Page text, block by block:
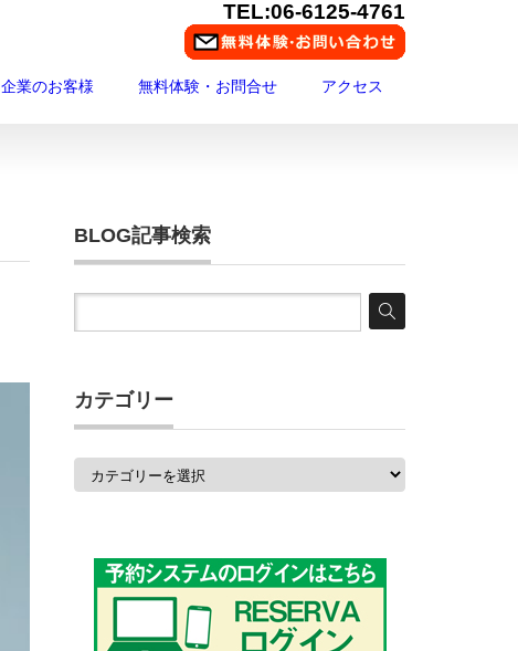
TEL:06-6125-4761
企業のお客様 無料体験・お問合せ アクセス
BLOG記事検索
カテゴリー
カ